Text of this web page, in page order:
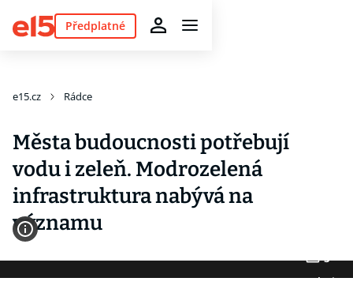
Předplatné
e15.cz Rádce
Města budoucnosti potřebují
vodu i zeleň. Modrozelená
infrastruktura nabývá na
významu
5
Fotogalerie